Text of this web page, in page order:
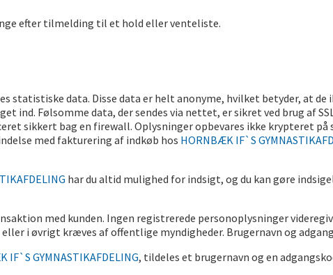
efter tilmelding til et hold eller venteliste.
statistiske data. Disse data er helt anonyme, hvilket betyder, at de
ind. Følsomme data, der sendes via nettet, er sikret ved brug af
sikkert bag en firewall. Oplysninger opbevares ikke krypteret på
med fakturering af indkøb hos HORNBÆK IF`S
har du altid mulighed for indsigt, og du kan gøre
med kunden. Ingen registrerede personoplysninger
i øvrigt kræves af offentlige myndigheder. Brugernavn og
IF`S GYMNASTIKAFDELING, tildeles et brugernavn og en